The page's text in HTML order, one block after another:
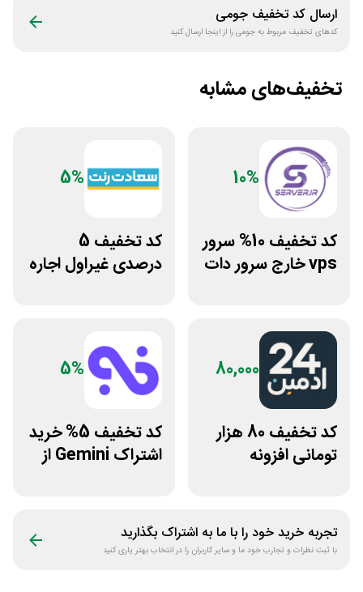
ارسال کد تخفیف جومی
کدهای تخفیف مربوط بهجومیرا از اینجا ارسال کنید
تخفیف‌های مشابه
10%
کد تخفیف 10% سرور
vps خارج سرور دات
5%
کد تخفیف 5
درصدی غیراول اجاره
80,000
کد تخفیف 80 هزار
تومانی افزونه
5%
کد تخفیف 5% خرید
اشتراک Gemini از
تجربه خرید خود را با ما به اشتراک بگذارید
با ثبت نظرات و تجارب خود ما و سایر کاربران را در انتخاب بهتر یاری کنید